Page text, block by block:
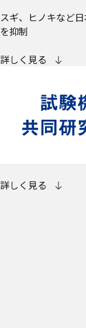
スギ、ヒノキなど
を抑制
詳しく見る
詳しく見る